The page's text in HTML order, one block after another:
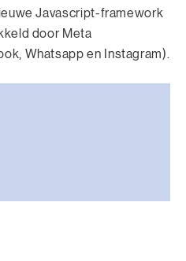
Javascript-framework
door Meta
Whatsapp en Instagram).